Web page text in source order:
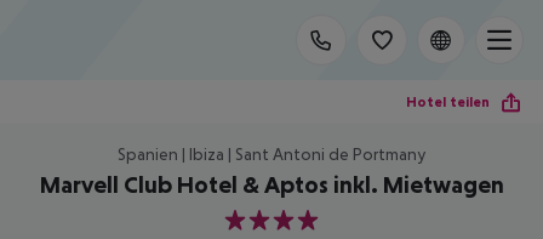
Hotel teilen
Spanien | Ibiza | Sant Antoni de Portmany
Marvell Club Hotel & Aptos inkl. Mietwagen
4